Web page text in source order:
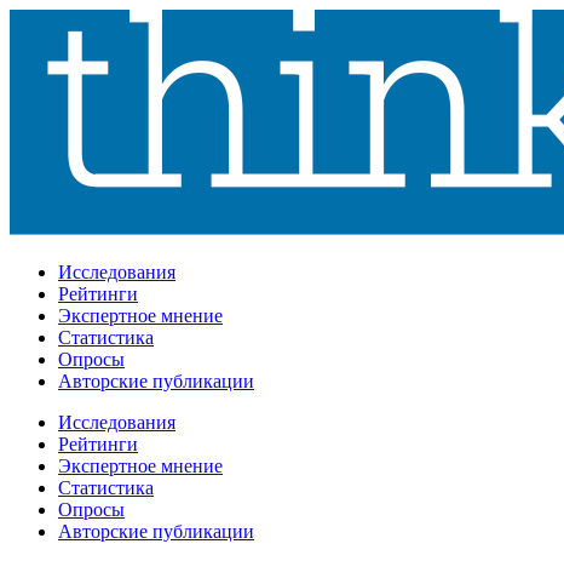
Исследования
Рейтинги
Экспертное мнение
Статистика
Опросы
Авторские публикации
Исследования
Рейтинги
Экспертное мнение
Статистика
Опросы
Авторские публикации